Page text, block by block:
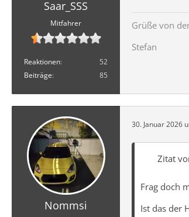
Saar_SSS
Mitfahrer
Reaktionen
52
Beiträge
85
Grüße von
Stefan
Nommsi
30. Januar 2026
Zitat
Frag doch
Ist das der